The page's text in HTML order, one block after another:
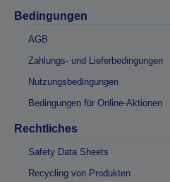
Bedingungen
AGB
Zahlungs- und Lieferbedingungen
Nutzungsbedingungen
Bedingungen für Online-Aktionen
Rechtliches
Safety Data Sheets
Recycling von Produkten